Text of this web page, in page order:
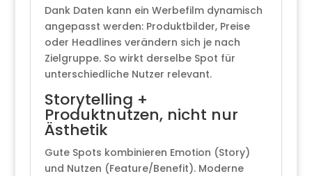
Dank Daten kann ein Werbefilm dynamisch
angepasst werden: Produktbilder, Preise
oder Headlines verändern sich je nach
Zielgruppe. So wirkt derselbe Spot für
unterschiedliche Nutzer relevant.
Storytelling +
Produktnutzen, nicht nur
Ästhetik
Gute Spots kombinieren Emotion (Story)
und Nutzen (Feature/Benefit). Moderne